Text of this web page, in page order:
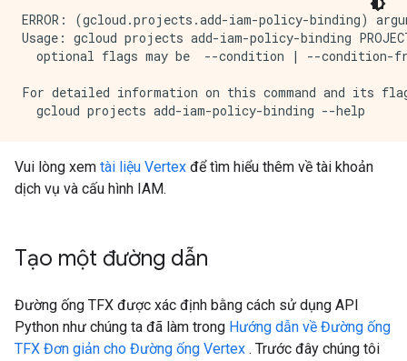
ERROR: (gcloud.projects.add-iam-policy-binding)
Usage: gcloud projects add-iam-policy-binding
optional flags may be  --condition | --condition-
For detailed information on this command and its
Vui lòng xem tài liệu Vertex để tìm hiểu thêm về tài khoản
dịch vụ và cấu hình IAM.
Tạo một đường dẫn
Đường ống TFX được xác định bằng cách sử dụng API
Python như chúng ta đã làm trong Hướng dẫn về Đường ống
TFX Đơn giản cho Đường ống Vertex . Trước đây chúng tôi